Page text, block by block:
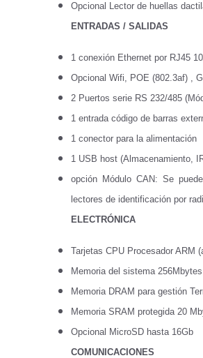
n
a
d
s
e
m
p
l
e
a
d
Opcional Lector de huellas
ENTRADAS / SALIDAS
1 conexión Ethernet por RJ45
Opcional Wifi, POE (802.3af) ,
2 Puertos serie RS 232/485
1 entrada código de barras
1 conector para la alimentación
1 USB host (Almacenamiento,
opción Módulo CAN: Se
lectores de identificación por
ELECTRÓNICA
Tarjetas CPU Procesador ARM
Memoria del sistema 256Mbytes
Memoria DRAM para gestión
Memoria SRAM protegida 20
Opcional MicroSD hasta 16Gb
COMUNICACIONES